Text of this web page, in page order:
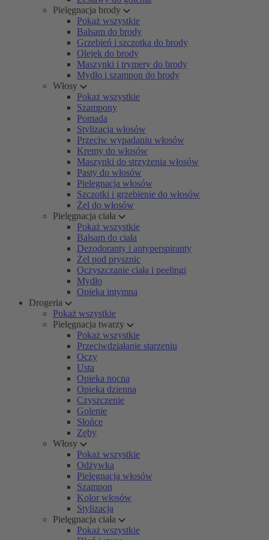
Pielęgnacja brody
Pokaż wszystkie
Balsam do brody
Grzebień i szczotka do brody
Olejek do brody
Maszynki i trymery do brody
Mydło i szampon do brody
Włosy
Pokaż wszystkie
Szampony
Pomada
Stylizacja włosów
Przeciw wypadaniu włosów
Kremy do włosów
Maszynki do strzyżenia włosów
Pasty do włosów
Pielęgnacja włosów
Szczotki i grzebienie do włosów
Żel do włosów
Pielęgnacja ciała
Pokaż wszystkie
Balsam do ciała
Dezodoranty i antyperspiranty
Żel pod prysznic
Oczyszczanie ciała i peelingi
Mydło
Opieka intymna
Drogeria
Pokaż wszystkie
Pielęgnacja twarzy
Pokaż wszystkie
Przeciwdziałanie starzeniu
Oczy
Usta
Opieka nocna
Opieka dzienna
Czyszczenie
Golenie
Słońce
Zęby
Włosy
Pokaż wszystkie
Odżywka
Pielęgnacja włosów
Szampon
Kolor włosów
Stylizacja
Pielęgnacja ciała
Pokaż wszystkie